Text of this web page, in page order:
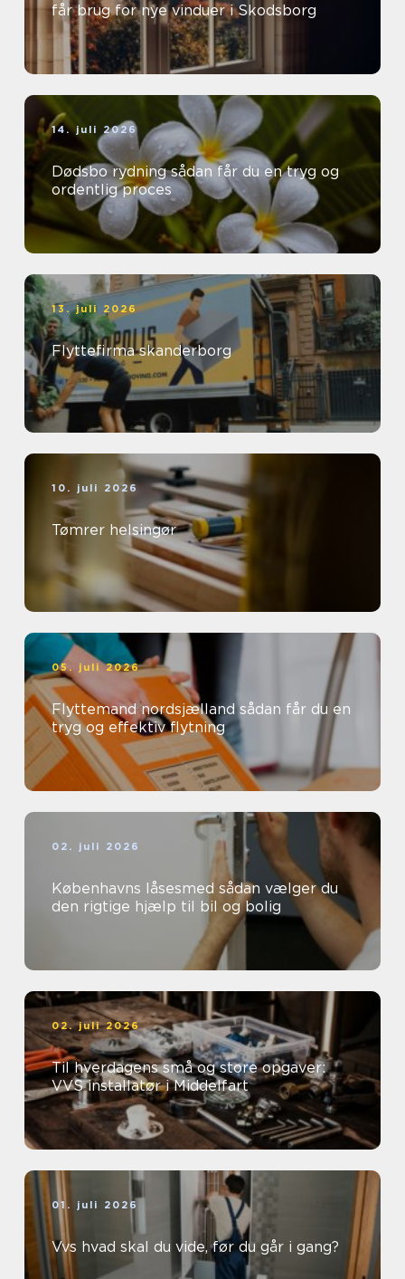
får brug for nye vinduer i Skodsborg
14. juli 2026
Dødsbo rydning sådan får du en tryg og
ordentlig proces
13. juli 2026
Flyttefirma skanderborg
10. juli 2026
Tømrer helsingør
05. juli 2026
Flyttemand nordsjælland sådan får du en
tryg og effektiv flytning
02. juli 2026
Københavns låsesmed sådan vælger du
den rigtige hjælp til bil og bolig
02. juli 2026
Til hverdagens små og store opgaver:
VVS installatør i Middelfart
01. juli 2026
Vvs hvad skal du vide, før du går i gang?